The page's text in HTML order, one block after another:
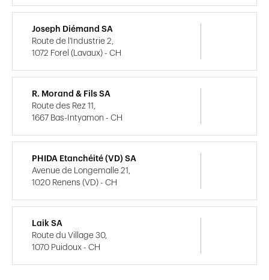
Joseph Diémand SA
Route de l'Industrie 2,
1072 Forel (Lavaux) - CH
R. Morand & Fils SA
Route des Rez 11,
1667 Bas-Intyamon - CH
PHIDA Etanchéité (VD) SA
Avenue de Longemalle 21,
1020 Renens (VD) - CH
Laik SA
Route du Village 30,
1070 Puidoux - CH